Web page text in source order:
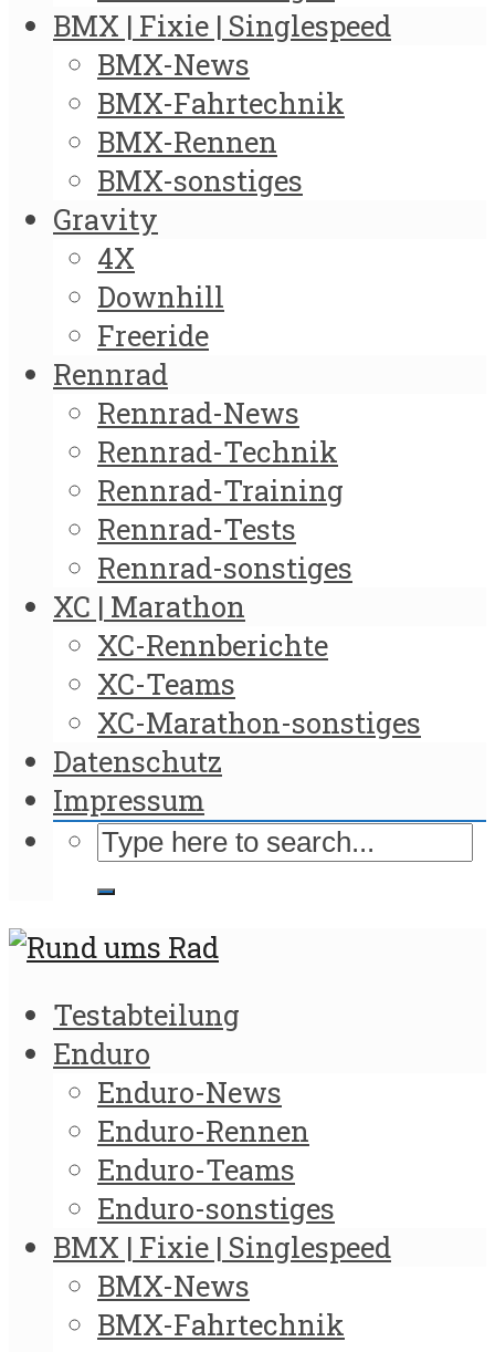
BMX | Fixie | Singlespeed
BMX-News
BMX-Fahrtechnik
BMX-Rennen
BMX-sonstiges
Gravity
4X
Downhill
Freeride
Rennrad
Rennrad-News
Rennrad-Technik
Rennrad-Training
Rennrad-Tests
Rennrad-sonstiges
XC | Marathon
XC-Rennberichte
XC-Teams
XC-Marathon-sonstiges
Datenschutz
Impressum
Testabteilung
Enduro
Enduro-News
Enduro-Rennen
Enduro-Teams
Enduro-sonstiges
BMX | Fixie | Singlespeed
BMX-News
BMX-Fahrtechnik